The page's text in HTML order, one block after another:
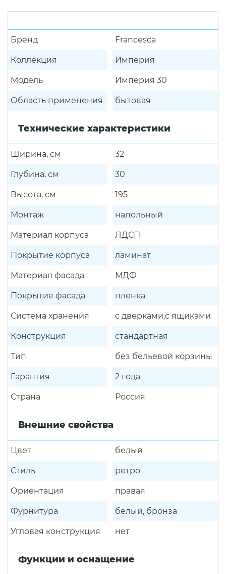
Бренд Francesca
Коллекция Империя
Модель Империя 30
Область применения бытовая
Технические характеристики
Ширина, см 32
Глубина, см 30
Высота, см 195
Монтаж напольный
Материал корпуса ЛДСП
Покрытие корпуса ламинат
Материал фасада МДФ
Покрытие фасада пленка
Система хранения с дверками,с ящиками
Конструкция стандартная
Тип без бельевой корзины
Гарантия 2 года
Страна Россия
Внешние свойства
Цвет белый
Стиль ретро
Ориентация правая
Фурнитура белый, бронза
Угловая конструкция нет
Функции и оснащение